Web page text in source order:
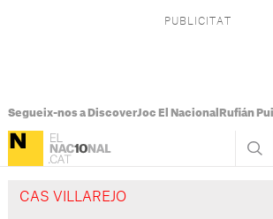
Segueix-nos a DiscoverJoc El Nacional Rufián
CAS VILLAREJO